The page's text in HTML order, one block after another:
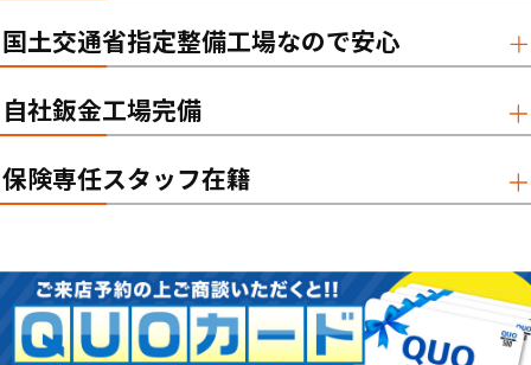
国土交通省指定整備工場なので安心
自社鈑金工場完備
保険専任スタッフ在籍